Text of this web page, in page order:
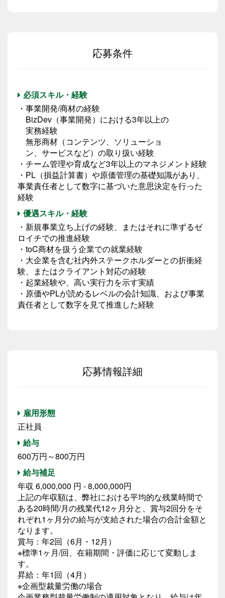
応募条件
必須スキル・経験
・事業開発/商材の経験
BizDev（事業開発）における3年以上の
実務経験
無形商材（コンテンツ、ソリューショ
ン、サービスなど）の取り扱い経験
・チーム管理や育成など3年以上のマネジメント経験
・PL（損益計算書）や原価管理の基礎知識があり、
事業責任者として数字に基づいた意思決定を行った
経験
優遇スキル・経験
・新規事業立ち上げの経験、またはそれに準ずるゼ
ロイチでの推進経験
・toC商材を扱う企業での就業経験
・大企業を含む社内外ステークホルダーとの折衝経
験、またはクライアント対応の経験
・起業経験や、高い実行力を示す実績
・原価やPLが読めるレベルの会計知識、および事業
責任者として数字を見て推進した経験
応募情報詳細
雇用形態
正社員
給与
600万円～800万円
給与補足
年収 6,000,000 円 - 8,000,000円
上記の年収額は、弊社における平均的な残業時間で
ある20時間/月の残業代12ヶ月分と、賞与2回分をそ
れぞれ1ヶ月分の給与が支給された場合の合計金額と
なります。
賞与：年2回（6月・12月）
※標準1ヶ月/回、在籍期間・評価に応じて変動しま
す。
昇給：年1回（4月）
※企画型裁量労働の場合